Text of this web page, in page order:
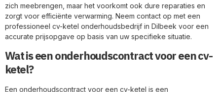
zich meebrengen, maar het voorkomt ook dure reparaties en
zorgt voor efficiënte verwarming. Neem contact op met een
professioneel cv-ketel onderhoudsbedrijf in Dilbeek voor een
accurate prijsopgave op basis van uw specifieke situatie.
Wat is een onderhoudscontract voor een cv-
ketel?
Een onderhoudscontract voor een cv-ketel is een